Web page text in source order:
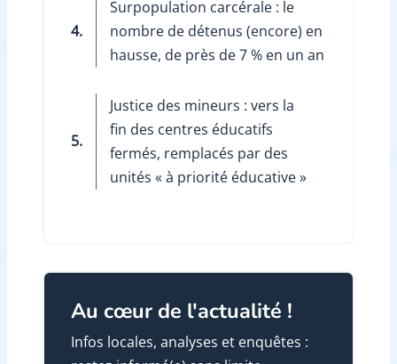
4.
Surpopulation carcérale : le
nombre de détenus (encore) en
hausse, de près de 7 % en un an
5.
Justice des mineurs : vers la
fin des centres éducatifs
fermés, remplacés par des
unités « à priorité éducative »
Au cœur de l'actualité !
Infos locales, analyses et enquêtes :